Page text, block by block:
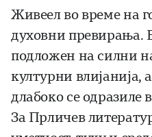
Живеел во време на
духовни превирања.
подложен на силни
културни влијанија,
длабоко се одразиле
За Прличев